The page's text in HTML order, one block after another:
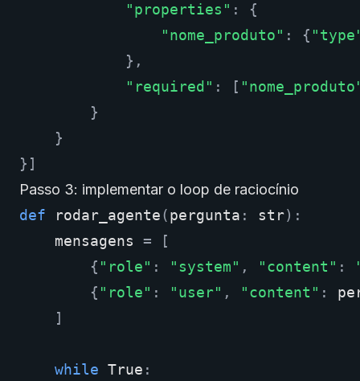
"properties" :
{
"nome_produto" : {
},
"required" : [
}
}
}]
Passo 3: implementar o loop de raciocínio
def
rodar_agente(pergunta : str):
mensagens
=
[
{ "role" : "system" , "content" :
{ "role" : "user" , "content" :
]
while True :